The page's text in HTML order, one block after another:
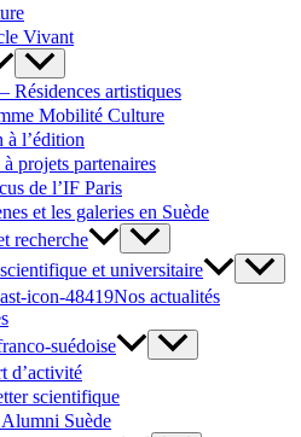
Vivant
Résidences artistiques
Mobilité Culture
à l’édition
projets partenaires
de l’IF Paris
et les galeries en Suède
recherche
et universitaire
Nos actualités
suédoise
d’activité
scientifique
Suède